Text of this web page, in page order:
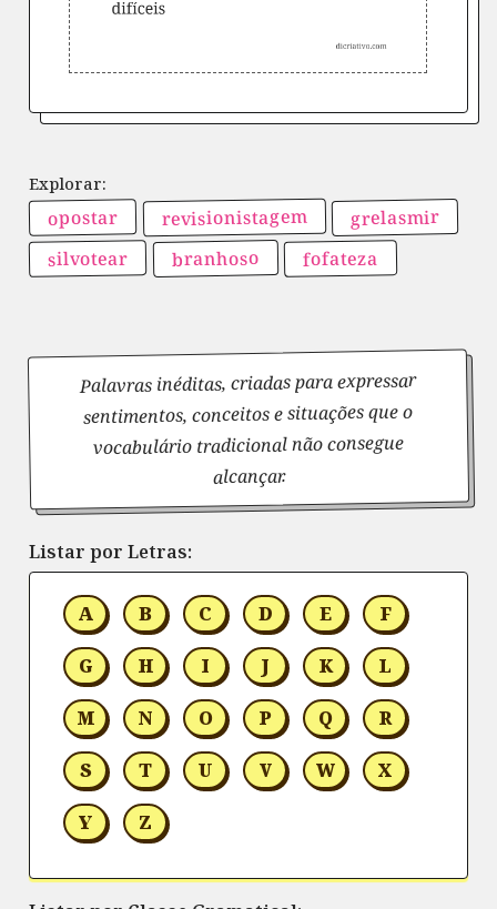
opostar revisionistagem grelasmir
silvotear branhoso fofateza
Palavras inéditas, criadas para expressar
sentimentos, conceitos e situações que o
vocabulário tradicional não consegue
alcançar.
Listar por Letras:
A B C D E F
G H I J K L
M N O P Q R
S T U V W X
Y Z